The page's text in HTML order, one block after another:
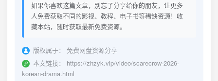
如果你喜欢这篇文章，别忘了分享给你的朋友，让更多
人免费获取不同的影视、教程、电子书等稀缺资源！收
藏本站，随时获取最新免费资源。
版权属于：
免费网盘资源分享
本文链接：
https://zhzyk.vip/video/scarecrow-2026-
korean-drama.html